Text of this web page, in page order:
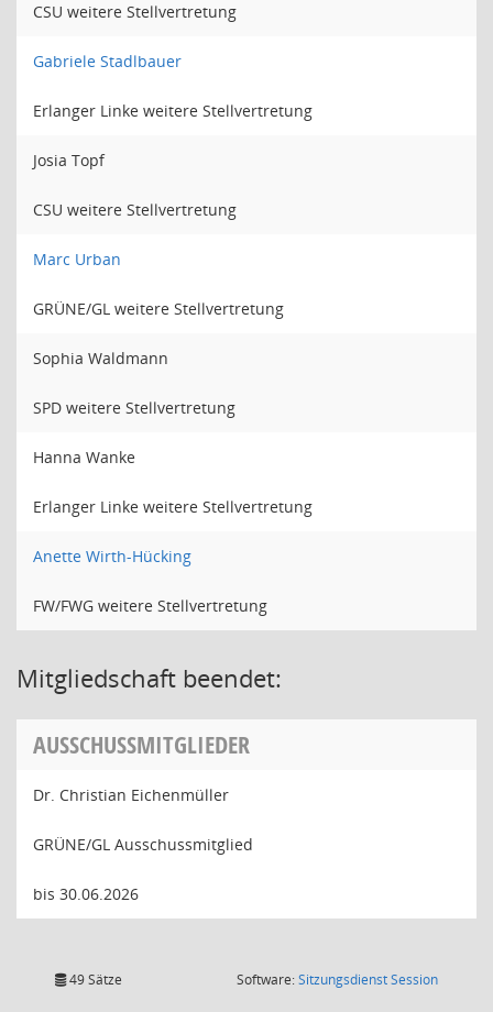
CSU weitere Stellvertretung
Gabriele Stadlbauer
Erlanger Linke weitere Stellvertretung
Josia Topf
CSU weitere Stellvertretung
Marc Urban
GRÜNE/GL weitere Stellvertretung
Sophia Waldmann
SPD weitere Stellvertretung
Hanna Wanke
Erlanger Linke weitere Stellvertretung
Anette Wirth-Hücking
FW/FWG weitere Stellvertretung
Mitgliedschaft beendet:
AUSSCHUSSMITGLIEDER
Dr. Christian Eichenmüller
GRÜNE/GL Ausschussmitglied
bis 30.06.2026
49 Sätze Software:SitzungsdienstSession(Wird in